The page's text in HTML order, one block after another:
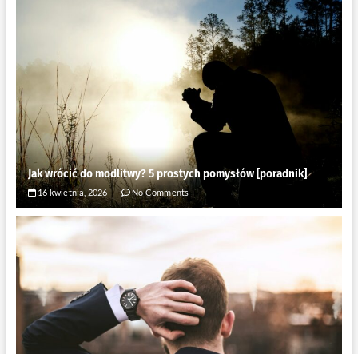
Jak wrócić do modlitwy? 5 prostych pomysłów [poradnik]
16 kwietnia, 2026 No Comments